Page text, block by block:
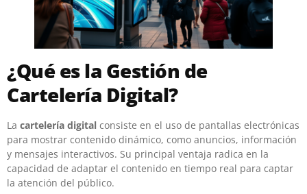
¿Qué es la Gestión de
Cartelería Digital?
La cartelería digital consiste en el uso de pantallas electrónicas
para mostrar contenido dinámico, como anuncios, información
y mensajes interactivos. Su principal ventaja radica en la
capacidad de adaptar el contenido en tiempo real para captar
la atención del público.